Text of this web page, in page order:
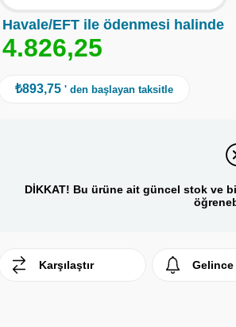
Havale/EFT ile ödenmesi halinde
4.826,25
₺893,75 ' den başlayan taksitle
DİKKAT! Bu ürüne ait güncel stok ve
Karşılaştır Gelince